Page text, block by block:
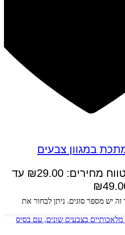
במגוון צבעים
טווח מחירים: ⁦₪29.00⁩ עד
זה יש מספר סוגים. ניתן לבחור את